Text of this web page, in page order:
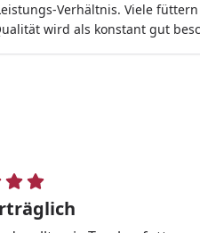
Verhältnis. Viele
wird als konstant gut